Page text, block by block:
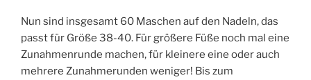
Nun sind insgesamt 60 Maschen auf den Nadeln, das
passt für Größe 38-40. Für größere Füße noch mal eine
Zunahmenrunde machen, für kleinere eine oder auch
mehrere Zunahmerunden weniger! Bis zum